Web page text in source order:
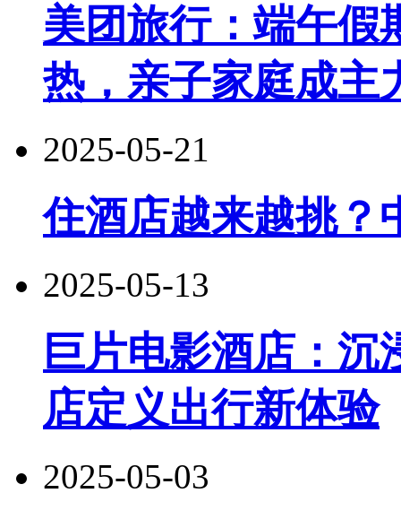
美团旅行：端午假
热，亲子家庭成主
2025-05-21
住酒店越来越挑？
2025-05-13
巨片电影酒店：‌沉
店定义出行新体验
2025-05-03